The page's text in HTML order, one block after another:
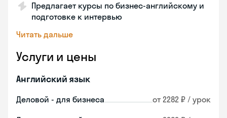
Предлагает курсы по бизнес-английскому и
подготовке к интервью
Читать дальше
Услуги и цены
Английский язык
Деловой - для бизнеса от 2282 ₽ / урок